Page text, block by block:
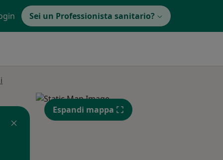
Sei un Professionista sanitario?
Espandi mappa